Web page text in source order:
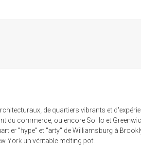
de quartiers vibrants et
du commerce, ou encore SoHo et
"hype" et "arty" de Williamsburg à
York un véritable melting pot.